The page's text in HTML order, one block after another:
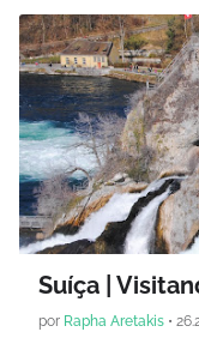
Suíça |
por Rapha Aretakis •